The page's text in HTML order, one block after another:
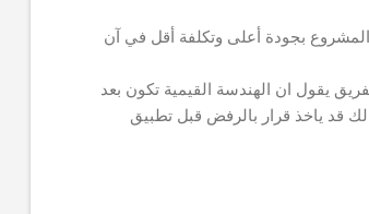
بجودة أعلى وتكلفة أقل في آن
يقول ان الهندسة القيمية تكون بعد
قد ياخذ قرار بالرفض قبل تطبيق